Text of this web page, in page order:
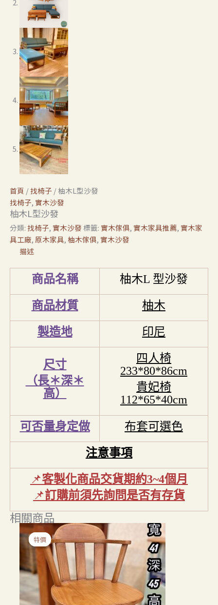
首頁 /找椅子 / 柚木L型沙發
找椅子,實木沙發
柚木L型沙發
分類:找椅子,實木沙發標籤:實木傢俱,實木家具推薦,實木家
具工廠,原木家具,柚木傢俱,實木沙發
描述
商品名稱 柚木L 型沙發
商品材質 柚木
製造地 印尼
尺寸
（長＊深＊
高）
四人椅
233*80*86cm
貴妃椅
112*65*40cm
可否量身定做 布套可選色
注意事項
📌客製化商品交貨期約3~4個月
📌訂購前須先詢問是否有存貨
相關商品
特價
特價
原
始
價
格：
NT$4,800。
目
價
格：
NT$4,300。